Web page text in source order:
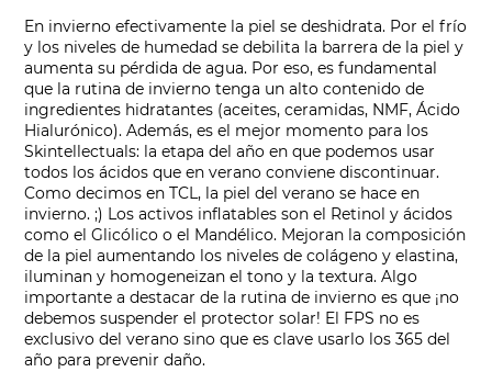
En invierno efectivamente la piel se deshidrata. Por el frío
y los niveles de humedad se debilita la barrera de la piel y
aumenta su pérdida de agua. Por eso, es fundamental
que la rutina de invierno tenga un alto contenido de
ingredientes hidratantes (aceites, ceramidas, NMF, Ácido
Hialurónico). Además, es el mejor momento para los
Skintellectuals: la etapa del año en que podemos usar
todos los ácidos que en verano conviene discontinuar.
Como decimos en TCL, la piel del verano se hace en
invierno. ;) Los activos inflatables son el Retinol y ácidos
como el Glicólico o el Mandélico. Mejoran la composición
de la piel aumentando los niveles de colágeno y elastina,
iluminan y homogeneizan el tono y la textura. Algo
importante a destacar de la rutina de invierno es que ¡no
debemos suspender el protector solar! El FPS no es
exclusivo del verano sino que es clave usarlo los 365 del
año para prevenir daño.